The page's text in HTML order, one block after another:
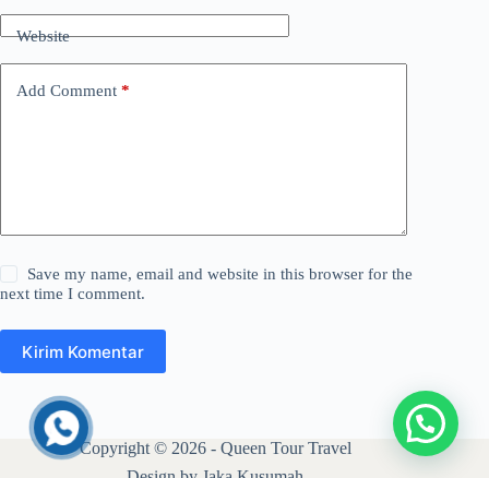
Website
Add Comment *
Save my name, email and website in this browser for the
next time I comment.
Kirim Komentar
Copyright © 2026 - Queen Tour Travel